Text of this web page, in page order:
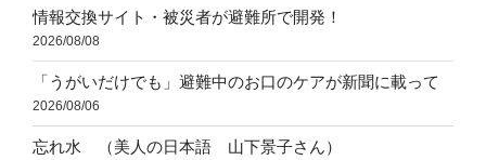
情報交換サイト・被災者が避難所で開発！
2026/08/08
「うがいだけでも」避難中のお口のケアが新聞に載って
2026/08/06
忘れ水 （美人の日本語 山下景子さん）